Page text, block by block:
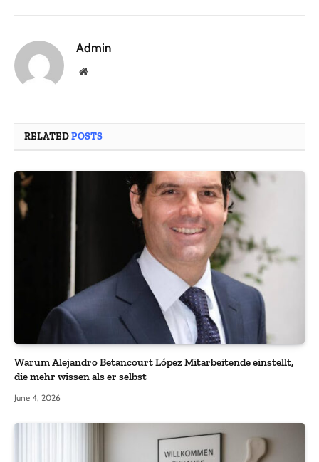
Admin
Website
RELATEDPOSTS
Warum Alejandro Betancourt López Mitarbeitende einstellt,
die mehr wissen als er selbst
June 4, 2026